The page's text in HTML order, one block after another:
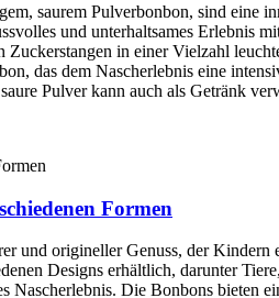
saurem Pulverbonbon, sind eine
und unterhaltsames Erlebnis
Zuckerstangen in einer Vielzahl
das dem Nascherlebnis eine
Pulver kann auch als Getränk
Formen
und origineller Genuss, der
Designs erhältlich, darunter
Nascherlebnis. Die Bonbons bieten